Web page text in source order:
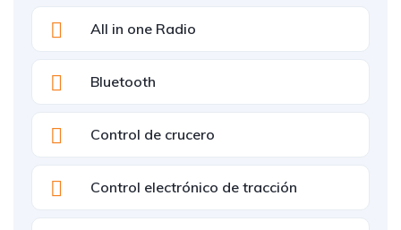
All in one Radio
Bluetooth
Control de crucero
Control electrónico de tracción